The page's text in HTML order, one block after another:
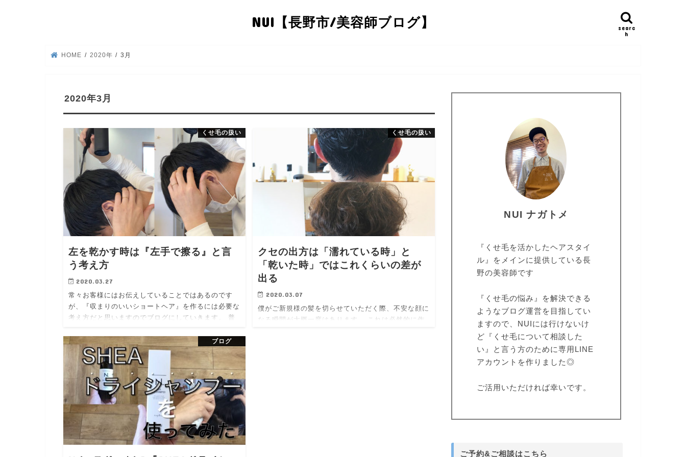
NUI【長野市/美容師ブログ】
searc
h
HOME 2020年 3月
2020年3月
くせ毛の扱い
左を乾かす時は『左手で擦る』と言
う考え方
2020.03.27
常々お客様にはお伝えしていることではあるのです
が、『収まりのいいショートヘア』を作るには必要な
考え方だと思いますのでブログにしていきます。 普
る」と言うことってあまり意識しな…
くせ毛の扱い
クセの出方は「濡れている時」と
「乾いた時」ではこれくらいの差が
出る
2020.03.07
僕がご新規様の髪を切らせていただく際、不安な顔に
なる瞬間が大概一度はあります。 これは必然的に作
ブログ
NUI ナガトメ
『くせ毛を活かしたヘアスタイ
ル』をメインに提供している長
野の美容師です
『くせ毛の悩み』を解決できる
ようなブログ運営を目指してい
ますので、NUIには行けないけ
ど『くせ毛について相談した
い』と言う方のために専用LINE
アカウントを作りました◎
ご活用いただければ幸いです。
ご予約&ご相談はこちら